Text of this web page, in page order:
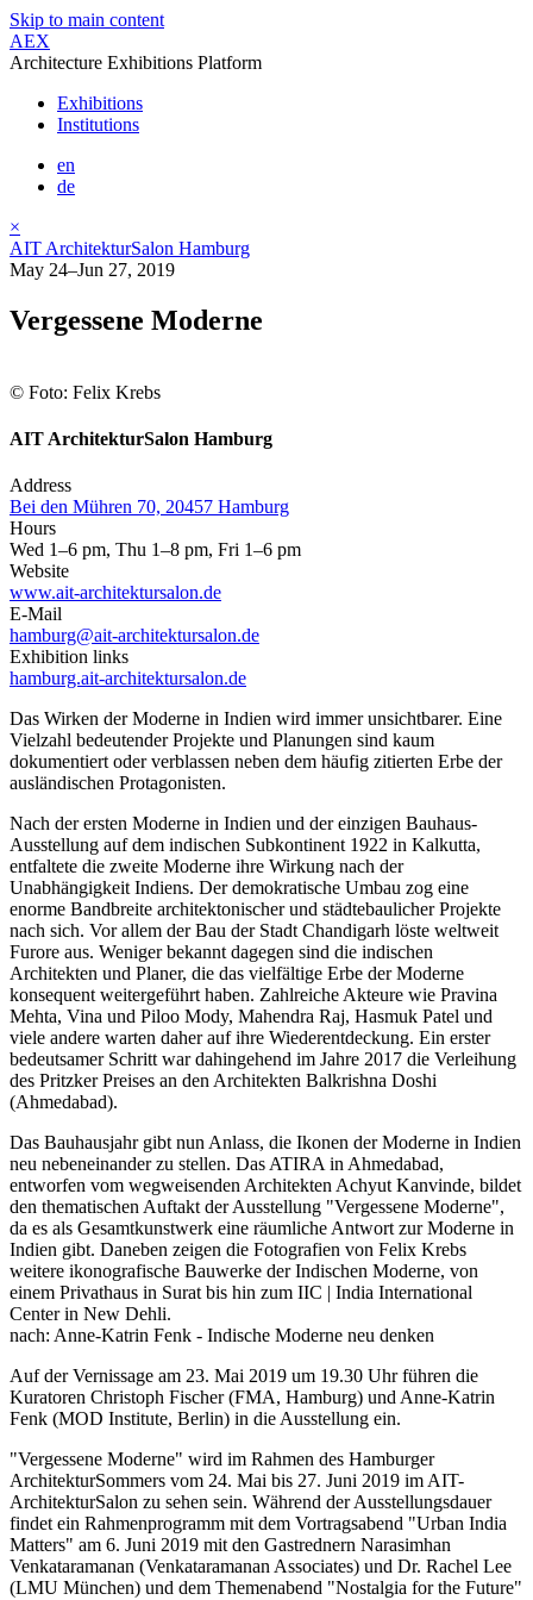
Skip to main content
AEX
Architecture Exhibitions Platform
Exhibitions
Institutions
en
de
×
AIT ArchitekturSalon Hamburg
May 24–Jun 27, 2019
Vergessene Moderne
© Foto: Felix Krebs
AIT ArchitekturSalon Hamburg
Address
Bei den Mühren 70, 20457 Hamburg
Hours
Wed 1–6 pm, Thu 1–8 pm, Fri 1–6 pm
Website
www.ait-architektursalon.de
E-Mail
hamburg@ait-architektursalon.de
Exhibition links
hamburg.ait-architektursalon.de
Das Wirken der Moderne in Indien wird immer unsichtbarer. Eine
Vielzahl bedeutender Projekte und Planungen sind kaum
dokumentiert oder verblassen neben dem häufig zitierten Erbe der
ausländischen Protagonisten.
Nach der ersten Moderne in Indien und der einzigen Bauhaus-
Ausstellung auf dem indischen Subkontinent 1922 in Kalkutta,
entfaltete die zweite Moderne ihre Wirkung nach der
Unabhängigkeit Indiens. Der demokratische Umbau zog eine
enorme Bandbreite architektonischer und städtebaulicher Projekte
nach sich. Vor allem der Bau der Stadt Chandigarh löste weltweit
Furore aus. Weniger bekannt dagegen sind die indischen
Architekten und Planer, die das vielfältige Erbe der Moderne
konsequent weitergeführt haben. Zahlreiche Akteure wie Pravina
Mehta, Vina und Piloo Mody, Mahendra Raj, Hasmuk Patel und
viele andere warten daher auf ihre Wiederentdeckung. Ein erster
bedeutsamer Schritt war dahingehend im Jahre 2017 die Verleihung
des Pritzker Preises an den Architekten Balkrishna Doshi
(Ahmedabad).
Das Bauhausjahr gibt nun Anlass, die Ikonen der Moderne in Indien
neu nebeneinander zu stellen. Das ATIRA in Ahmedabad,
entworfen vom wegweisenden Architekten Achyut Kanvinde, bildet
den thematischen Auftakt der Ausstellung "Vergessene Moderne",
da es als Gesamtkunstwerk eine räumliche Antwort zur Moderne in
Indien gibt. Daneben zeigen die Fotografien von Felix Krebs
weitere ikonografische Bauwerke der Indischen Moderne, von
einem Privathaus in Surat bis hin zum IIC | India International
Center in New Dehli.
nach: Anne-Katrin Fenk - Indische Moderne neu denken
Auf der Vernissage am 23. Mai 2019 um 19.30 Uhr führen die
Kuratoren Christoph Fischer (FMA, Hamburg) und Anne-Katrin
Fenk (MOD Institute, Berlin) in die Ausstellung ein.
"Vergessene Moderne" wird im Rahmen des Hamburger
ArchitekturSommers vom 24. Mai bis 27. Juni 2019 im AIT-
ArchitekturSalon zu sehen sein. Während der Ausstellungsdauer
findet ein Rahmenprogramm mit dem Vortragsabend "Urban India
Matters" am 6. Juni 2019 mit den Gastrednern Narasimhan
Venkataramanan (Venkataramanan Associates) und Dr. Rachel Lee
(LMU München) und dem Themenabend "Nostalgia for the Future"